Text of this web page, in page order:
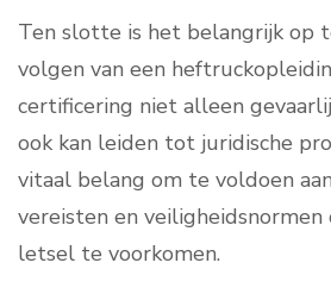
Ten slotte is het belangrijk op
volgen van een
certificering niet alleen
ook kan leiden tot juridische
vitaal belang om te voldoen
vereisten en
letsel te voorkomen.